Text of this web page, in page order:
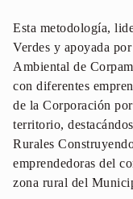
Esta metodología,
Verdes y apoyada
Ambiental de
con diferentes
de la Corporación
territorio,
Rurales
emprendedoras del
zona rural del